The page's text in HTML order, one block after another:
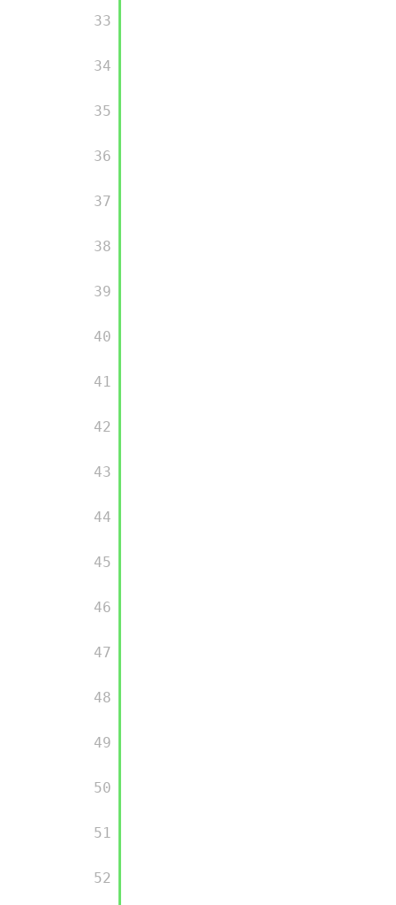
       33
       34
       35
       36
       37
       38
       39
       40
       41
       42
       43
       44
       45
       46
       47
       48
       49
       50
       51
       52